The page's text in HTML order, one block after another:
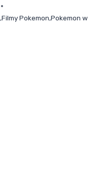
,Filmy Pokemon,Pokemon w